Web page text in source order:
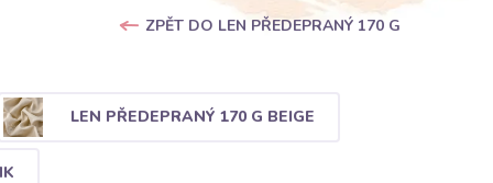
ZPĚT DO LEN PŘEDEPRANÝ 170 G
LEN PŘEDEPRANÝ 170 G BEIGE